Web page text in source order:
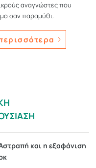
αναγνώστες που
σαν παραμύθι.
και η εξαφάνιση